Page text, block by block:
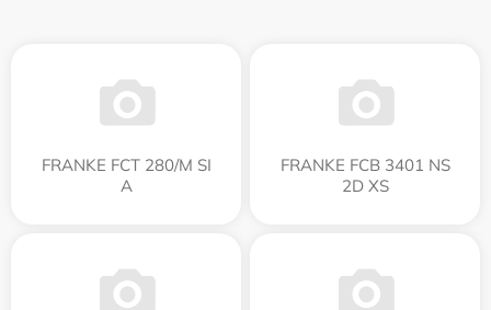
FRANKE FCT 280/M SI
A
FRANKE FCB 3401 NS
2D XS